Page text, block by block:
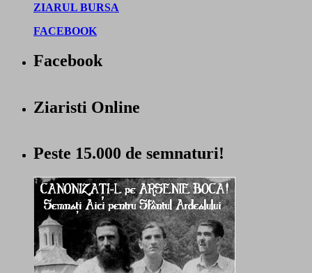
ZIARUL BURSA
FACEBOOK
Facebook
Ziaristi Online
Peste 15.000 de semnaturi!